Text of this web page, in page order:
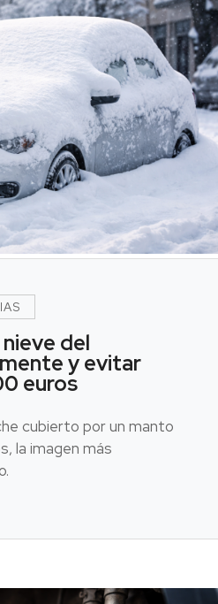
del
y evitar
euros
cubierto por un manto
la imagen más